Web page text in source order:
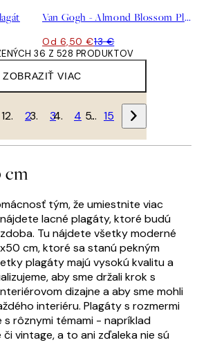
Van Gogh - Almond Blossom Plagát
Od 6,50 €13 €
ZOBRAZIŤ VIAC
36 Z 528 PRODUKTOV
1 2 3 4 … 15
cm
tým, že umiestnite viac
lacné plagáty, ktoré budú
Tu nájdete všetky moderné
cm, ktoré sa stanú pekným
plagáty majú vysokú kvalitu a
aby sme držali krok s
dizajne a aby sme mohli
interiéru. Plagáty s rozmermi
rôznymi témami - napríklad
vintage, a to ani zďaleka nie sú